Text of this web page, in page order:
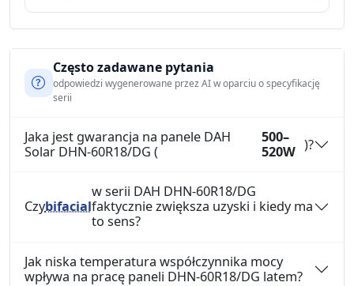
Często zadawane pytania
odpowiedzi wygenerowane przez AI w oparciu o specyfikację
serii
Jaka jest gwarancja na panele DAH
Solar DHN-60R18/DG (
500–
520W )?
Czybifacial
w serii DAH DHN-60R18/DG
faktycznie zwiększa uzyski i kiedy ma
to sens?
Jak niska temperatura współczynnika mocy
wpływa na pracę paneli DHN-60R18/DG latem?